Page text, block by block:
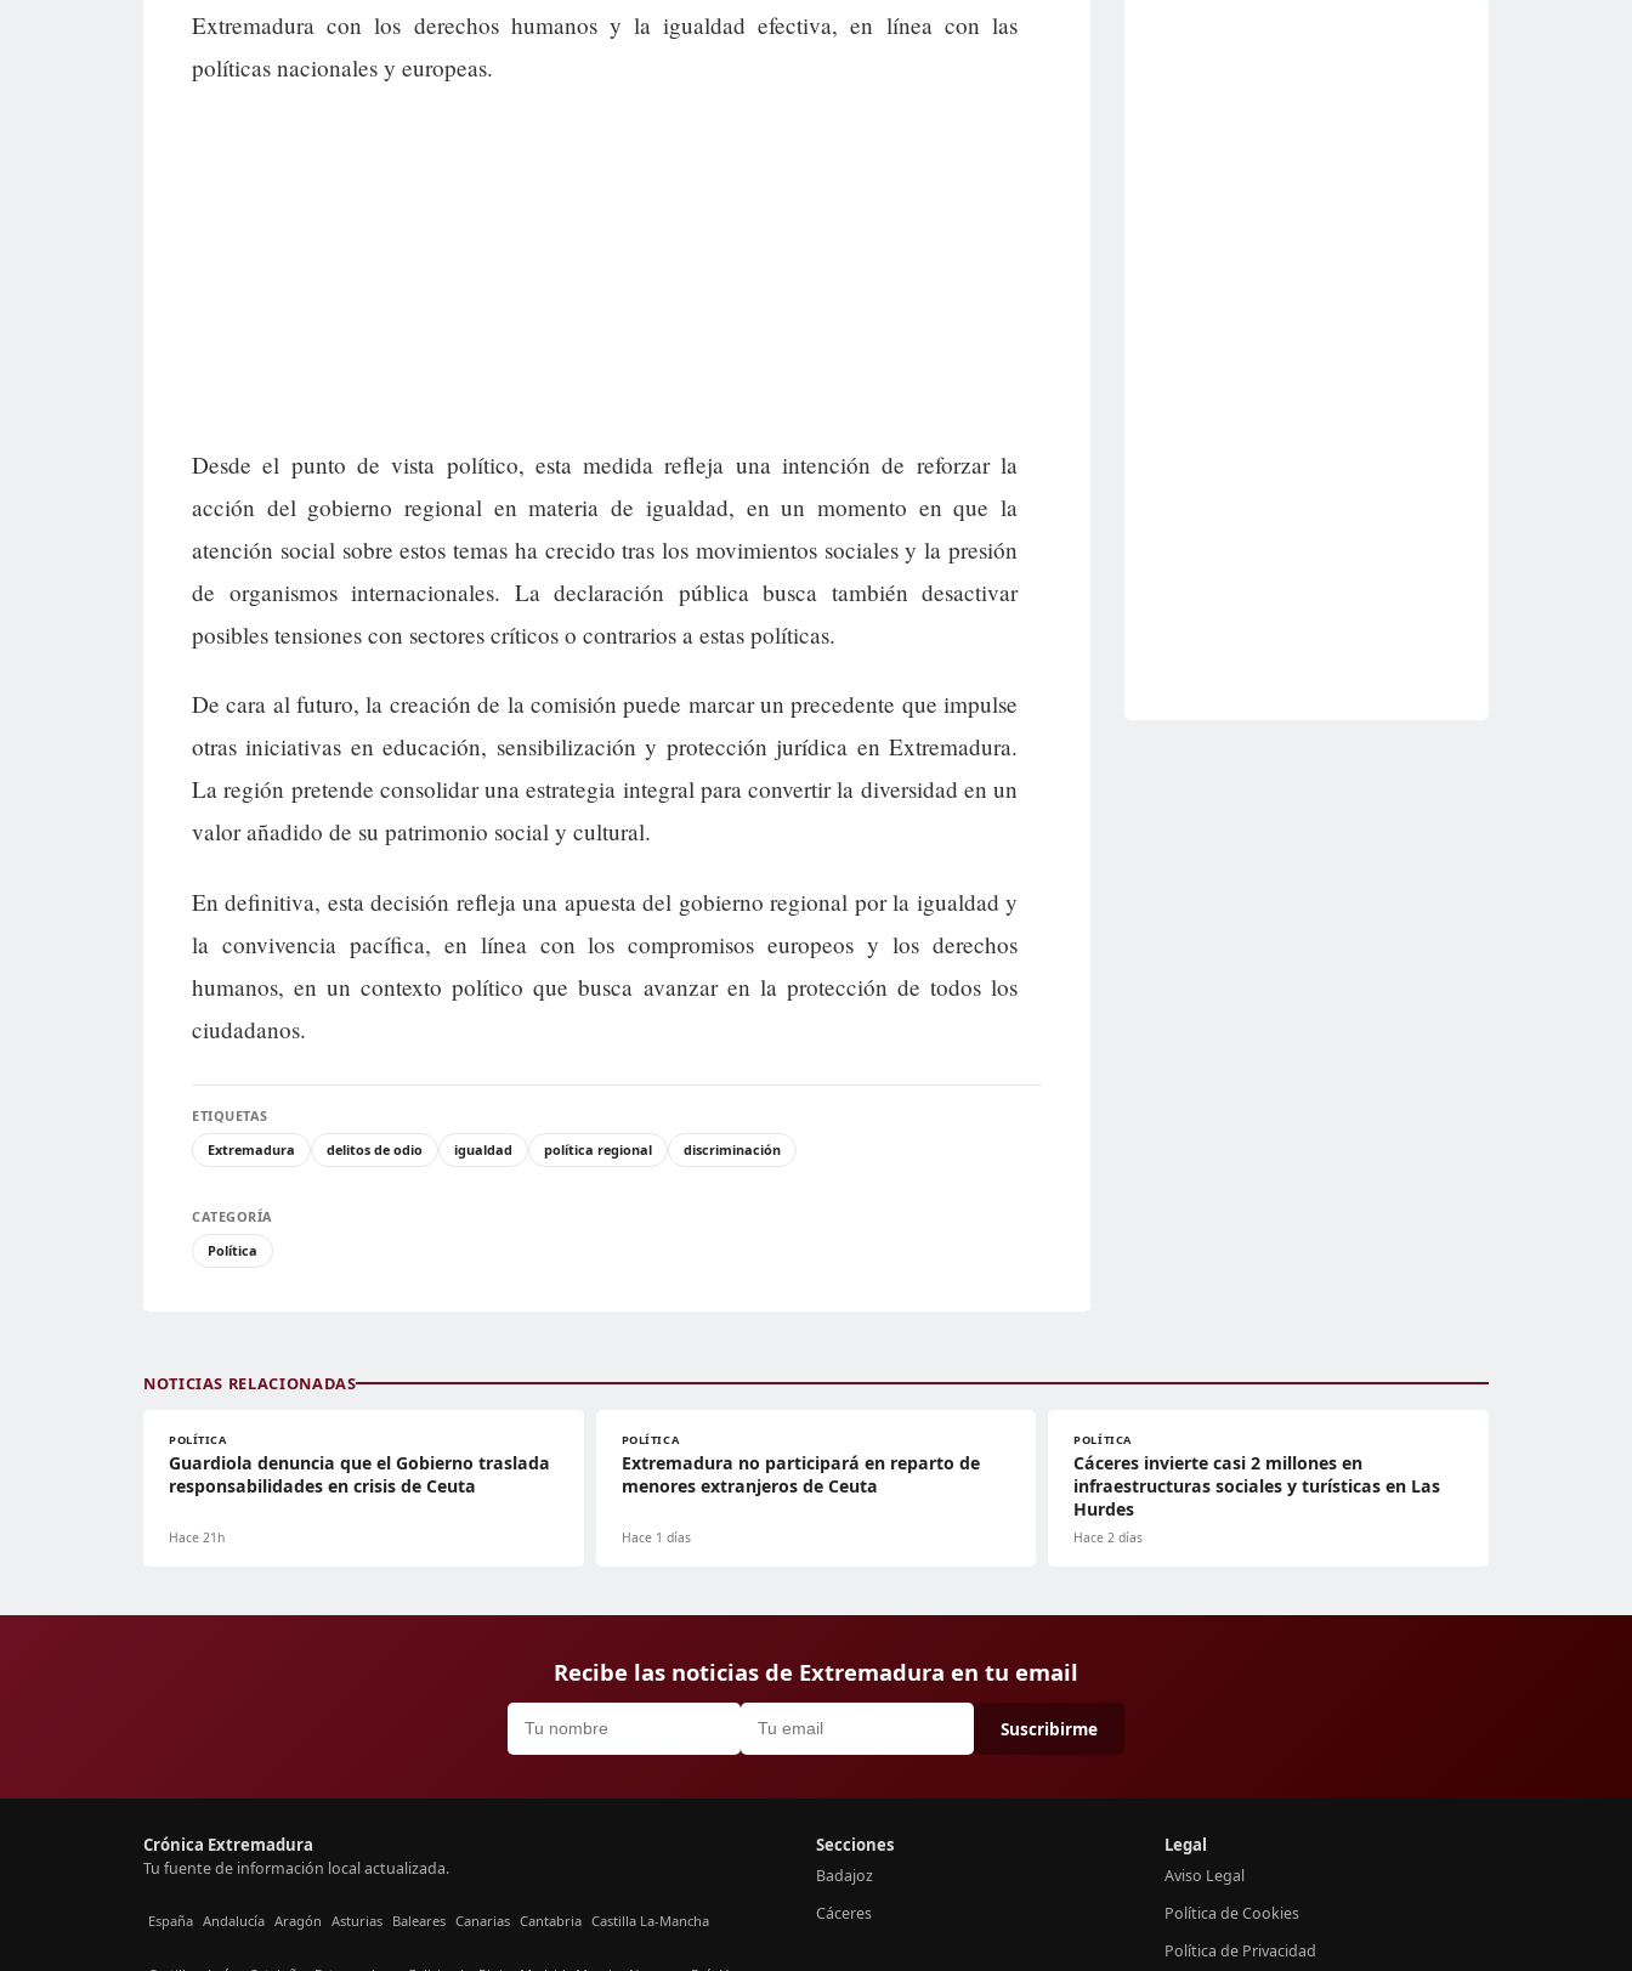
Extremadura con los derechos humanos y la igualdad efectiva, en línea con las
políticas nacionales y europeas.
Desde el punto de vista político, esta medida refleja una intención de reforzar la
acción del gobierno regional en materia de igualdad, en un momento en que la
atención social sobre estos temas ha crecido tras los movimientos sociales y la presión
de organismos internacionales. La declaración pública busca también desactivar
posibles tensiones con sectores críticos o contrarios a estas políticas.
De cara al futuro, la creación de la comisión puede marcar un precedente que impulse
otras iniciativas en educación, sensibilización y protección jurídica en Extremadura.
La región pretende consolidar una estrategia integral para convertir la diversidad en un
valor añadido de su patrimonio social y cultural.
En definitiva, esta decisión refleja una apuesta del gobierno regional por la igualdad y
la convivencia pacífica, en línea con los compromisos europeos y los derechos
humanos, en un contexto político que busca avanzar en la protección de todos los
ciudadanos.
ETIQUETAS
Extremadura
delitos de odio igualdad política regional discriminación
CATEGORÍA
Política
NOTICIAS RELACIONADAS
POLÍTICA
Guardiola denuncia que el Gobierno traslada
responsabilidades en crisis de Ceuta
Hace 21h
POLÍTICA
Extremadura no participará en reparto de
menores extranjeros de Ceuta
Hace 1 días
POLÍTICA
Cáceres invierte casi 2 millones en
infraestructuras sociales y turísticas en Las
Hurdes
Hace 2 días
Recibe las noticias de Extremadura en tu email
Suscribirme
Crónica Extremadura
Tu fuente de información local actualizada.
España Andalucía Aragón Asturias Baleares Canarias Cantabria Castilla La-Mancha
Secciones
Badajoz
Cáceres
Legal
Aviso Legal
Política de Cookies
Política de Privacidad